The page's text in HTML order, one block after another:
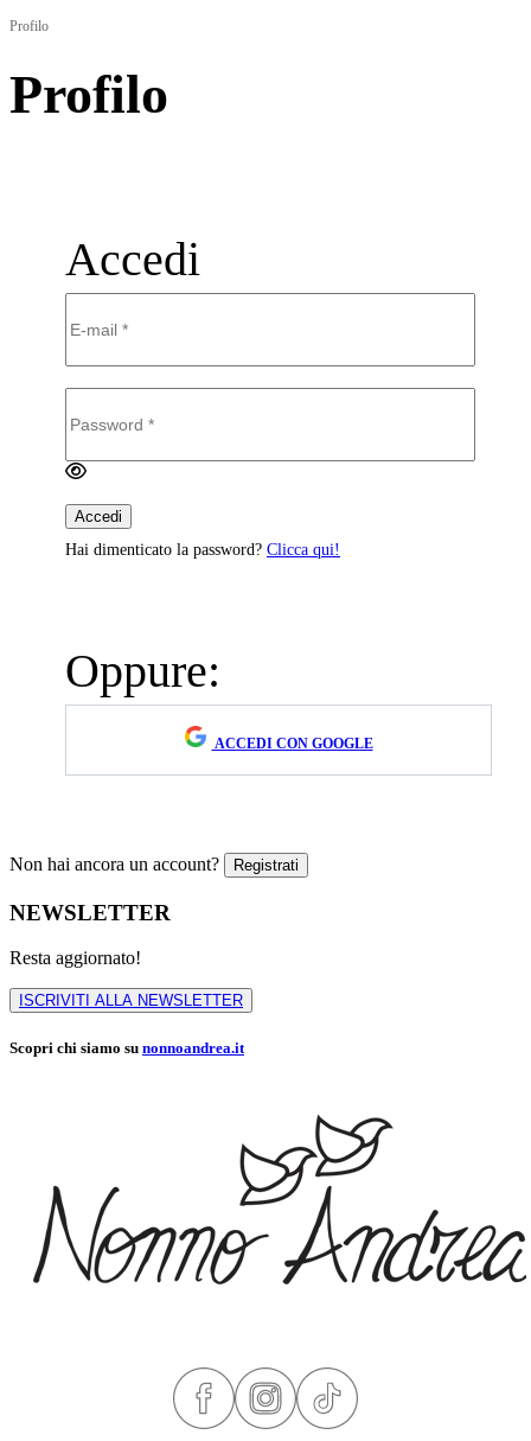
Profilo
Profilo
Accedi
Hai dimenticato la password? Clicca qui!
Oppure:
ACCEDI CON GOOGLE
Non hai ancora un account?
NEWSLETTER
Resta aggiornato!
ISCRIVITI ALLA NEWSLETTER
Scopri chi siamo su nonnoandrea.it